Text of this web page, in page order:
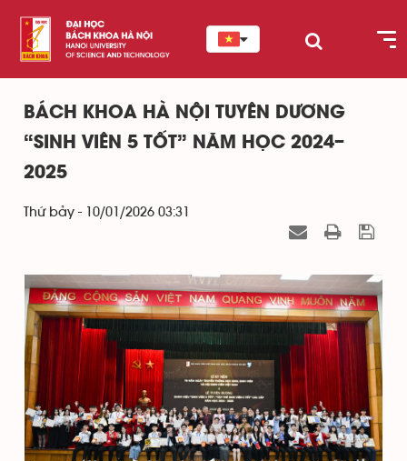
BÁCH KHOA HÀ NỘI TUYÊN DƯƠNG
“SINH VIÊN 5 TỐT” NĂM HỌC 2024–
2025
Thứ bảy - 10/01/2026 03:31